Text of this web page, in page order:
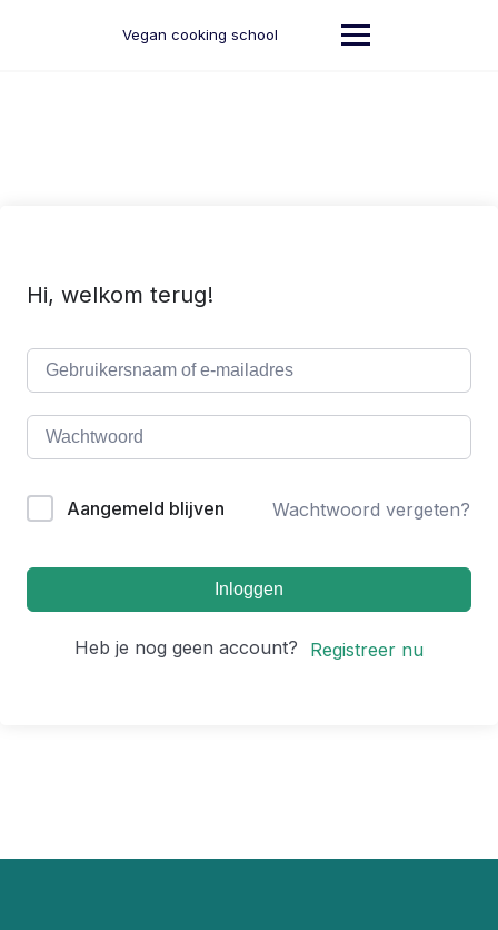
Vegan cooking school
Hi, welkom terug!
Aangemeld blijven Wachtwoord vergeten?
Inloggen
Heb je nog geen account? Registreer nu